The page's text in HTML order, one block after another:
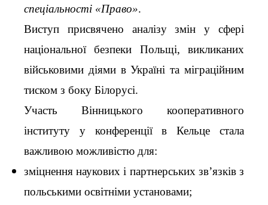
спеціальності «Право».
Виступ присвячено аналізу змін у сфері
національної безпеки Польщі, викликаних
військовими діями в Україні та міграційним
тиском з боку Білорусі.
Участь Вінницького кооперативного
інституту у конференції в Кельце стала
важливою можливістю для:
зміцнення наукових і партнерських зв’язків з
польськими освітніми установами;